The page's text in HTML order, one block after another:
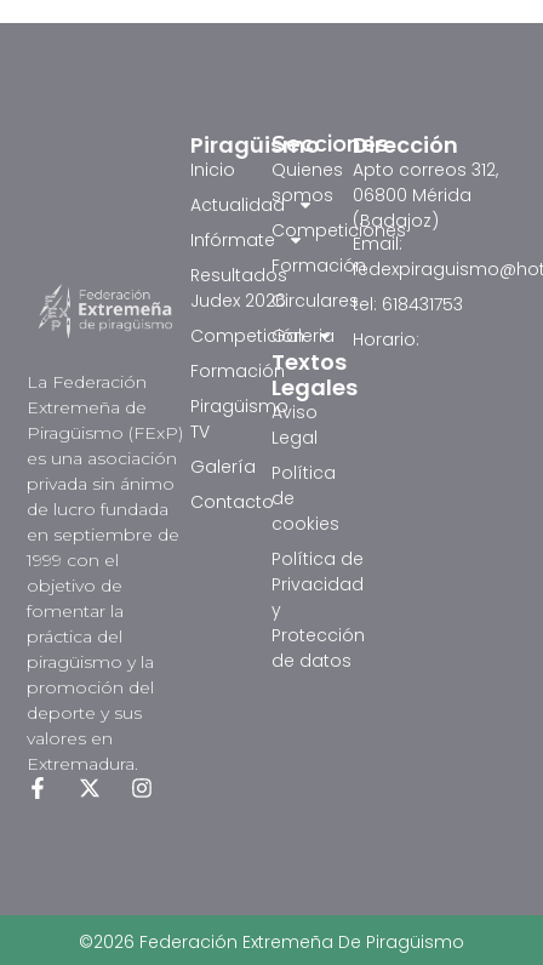
La Federación
Extremeña de
Piragüismo (FExP)
es una asociación
privada sin ánimo
de lucro fundada
en septiembre de
1999 con el
objetivo de
fomentar la
práctica del
piragüismo y la
promoción del
deporte y sus
valores en
Extremadura.
Secciones
Quienes
somos
Competiciones
Formación
Circulares
Galeria
Textos
Legales
Aviso
Legal
Política
de
cookies
Política de
Privacidad
y
Protección
de datos
Piragüismo
Inicio
Actualidad
Infórmate
Resultados
Judex 2026
Competición
Formación
Piragüismo
TV
Galería
Contacto
Dirección
Apto correos 312,
06800 Mérida
(Badajoz)
Email:
tel: 618431753
Horario:
©2026 Federación Extremeña De Piragüismo